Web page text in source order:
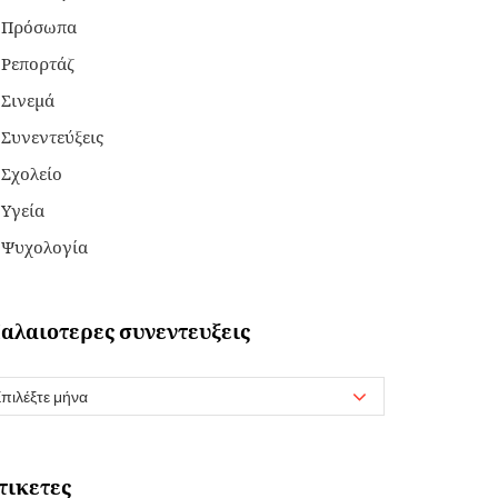
Πρόσωπα
Ρεπορτάζ
Σινεμά
Συνεντεύξεις
Σχολείο
Υγεία
Ψυχολογία
συνεντευξεις